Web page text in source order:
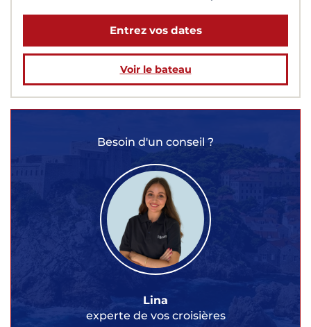
Entrez vos dates
Voir le bateau
Besoin d'un conseil ?
Lina
experte de vos croisières